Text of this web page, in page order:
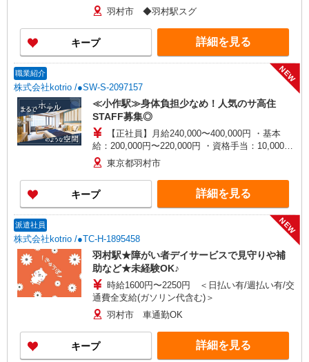
羽村市 ◆羽村駅スグ
キープ 詳細を見る
職業紹介
株式会社kotrio /●SW-S-2097157
NEW
≪小作駅≫身体負担少なめ！人気のサ高住
STAFF募集◎
【正社員】月給240,000〜400,000円 ・基本
給：200,000円〜220,000円 ・資格手当：10,000〜
30,000円 ・役職手当：10,000〜70,000円 ・処遇改
善手当：20,000〜60,000円（勤続年数、保有資格
により変動） ・固定残業手当：20,000円（10時
間） ※固定残業時間を超過する場合には超過勤務
手当として別途支給 ・夜勤手当：10,000円/1回
歓迎 ・認知症介護基礎研修 ・初任者研修 ・実務
者研修 ・介護福祉士 など
東京都羽村市
キープ 詳細を見る
派遣社員
株式会社kotrio /●TC-H-1895458
NEW
羽村駅★障がい者デイサービスで見守りや補
助など★未経験OK♪
時給1600円〜2250円 ＜日払い有/週払い有/交
通費全支給(ガソリン代含む)＞
羽村市 車通勤OK
キープ 詳細を見る